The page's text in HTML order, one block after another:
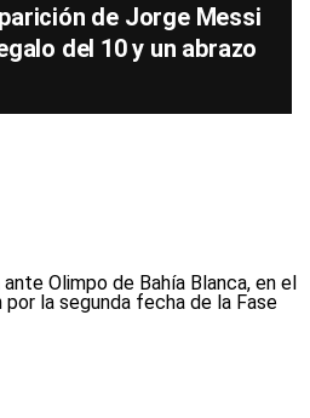
de Jorge Messi
del 10 y un abrazo